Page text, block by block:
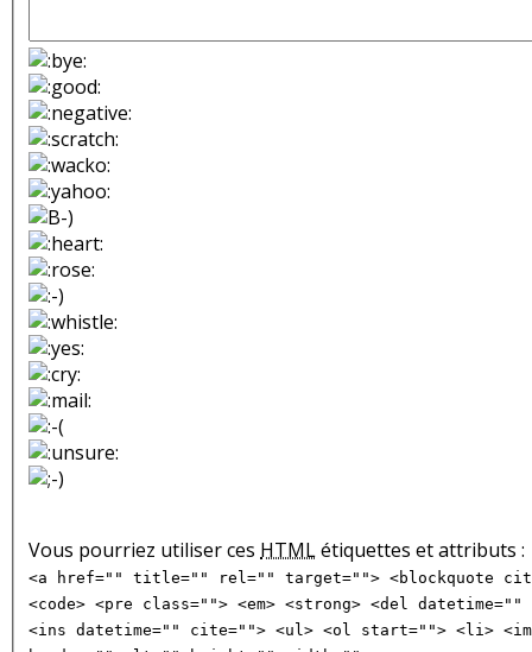
Vous pourriez utiliser ces HTMLétiquettes et attributs :
<a href="" title="" rel="" target=""> <blockquote
<code> <pre class=""> <em> <strong> <del
<ins datetime="" cite=""> <ul> <ol start=""> <li>